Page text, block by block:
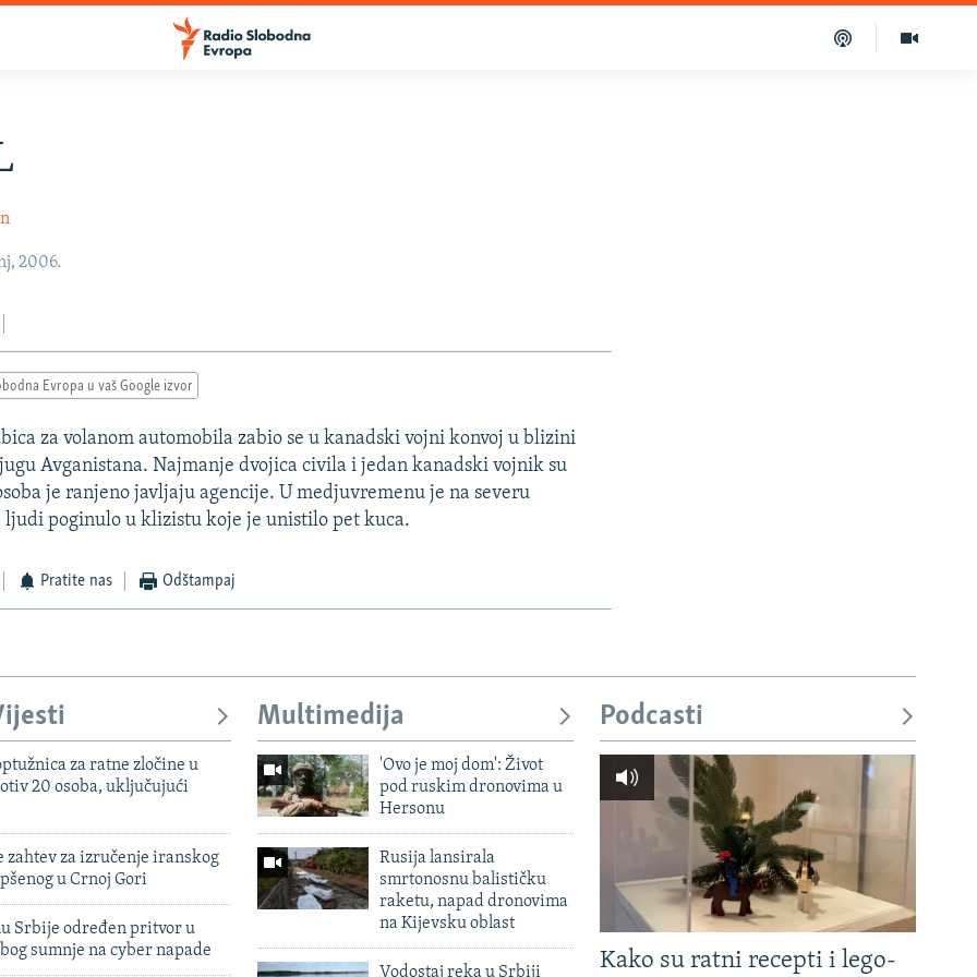
2006.
Evropa u vaš Google izvor
za volanom automobila zabio se u kanadski vojni konvoj u blizini
Avganistana. Najmanje dvojica civila i jedan kanadski vojnik su
je ranjeno javljaju agencije. U medjuvremenu je na severu
ljudi poginulo u klizistu koje je unistilo pet kuca.
Pratite nas Odštampaj
za ratne zločine u
20 osoba, uključujući
zahtev za izručenje iranskog
u Crnoj Gori
Srbije određen pritvor u
sumnje na cyber napade
Multimedija
'Ovo je moj dom': Život
pod ruskim dronovima u
Hersonu
Rusija lansirala
smrtonosnu balističku
raketu, napad dronovima
na Kijevsku oblast
Vodostaj reka u Srbiji
Podcasti
Kako su ratni recepti i lego-